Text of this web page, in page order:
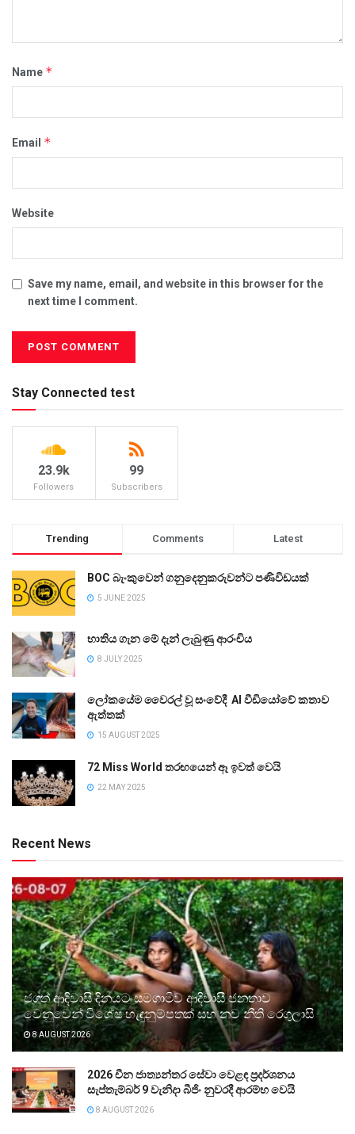
Name *
Email *
Website
Save my name, email, and website in this browser for the
next time I comment.
Stay Connected test
23.9k
Followers
99
Subscribers
Trending Comments Latest
BOC බැංකුවෙන් ගනුදෙනුකරුවන්ට පණිවිඩයක්
5 JUNE 2025
භාතිය ගැන මේ දැන් ලැබුණු ආරංචිය
8 JULY 2025
ලෝකයේම වෛරල් වූ සංවේදී AI වීඩියෝවේ කතාව
ඇත්තක්
15 AUGUST 2025
72 Miss World තරඟයෙන් ඈ ඉවත් වෙයි
22 MAY 2025
Recent News
ජගත් ආදිවාසි දිනයට සමගාමීව ආදිවාසී ජනතාව
වෙනුවෙන් විශේෂ හැඳුනුම්පතක් සහ නව නීති රෙගුලාසි
8 AUGUST 2026
2026 චීන ජාත්‍යන්තර සේවා වෙළඳ ප්‍රදර්ශනය
සැප්තැම්බර් 9 වැනිදා බීජිං නුවරදී ආරම්භ වෙයි
8 AUGUST 2026